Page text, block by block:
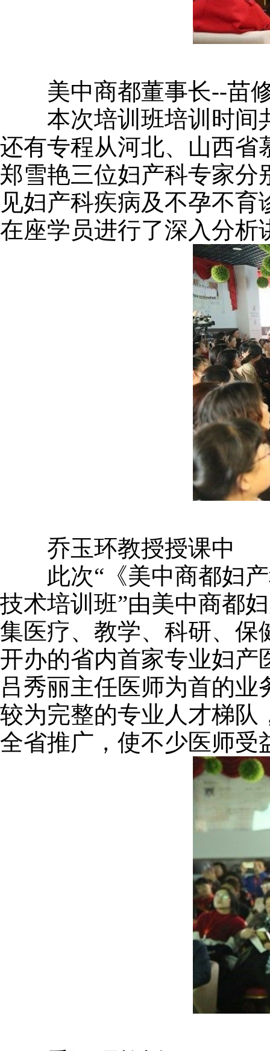
美中商都董事长--苗修
本次培训班培训时间共
还有专程从河北、山西省
郑雪艳三位妇产科专家分
见妇产科疾病及不孕不
在座学员进行了深入分析
乔玉环教授授课中
此次“《美中商都妇产
技术培训班”由美中商都
集医疗、教学、科研、保
开办的省内首家专业妇产
吕秀丽主任医师为首的
较为完整的专业人才梯队
全省推广，使不少医师受